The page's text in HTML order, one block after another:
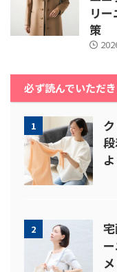
リ
策
必ず読んでいただ
1
2